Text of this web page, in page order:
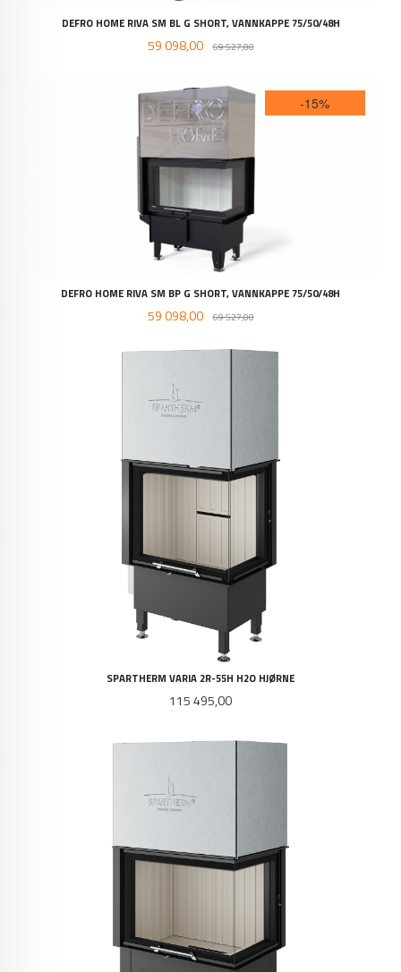
DEFRO HOME RIVA SM BL G SHORT, VANNKAPPE 75/50/48H
Tilbud
59 098,00 69 527,00Rabatt
DEFRO HOME RIVA SM BP G SHORT, VANNKAPPE 75/50/48H
Tilbud
59 098,00 69 527,00Rabatt
-15%
SPARTHERM VARIA 2R-55H H2O HJØRNE
Pris
115 495,00